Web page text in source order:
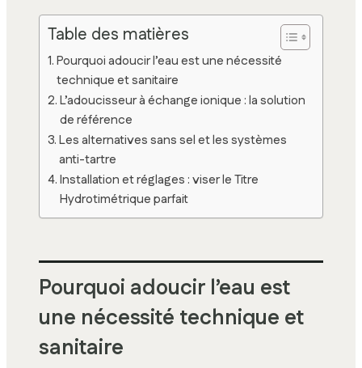
Table des matières
Pourquoi adoucir l’eau est une nécessité
technique et sanitaire
L’adoucisseur à échange ionique : la solution
de référence
Les alternatives sans sel et les systèmes
anti-tartre
Installation et réglages : viser le Titre
Hydrotimétrique parfait
Pourquoi adoucir l’eau est
une nécessité technique et
sanitaire